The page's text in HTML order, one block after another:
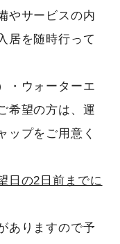
やサービスの内
居を随時行って
・ウォーターエ
希望の方は、運
ップをご用意く
日の2日前までに
ありますので予